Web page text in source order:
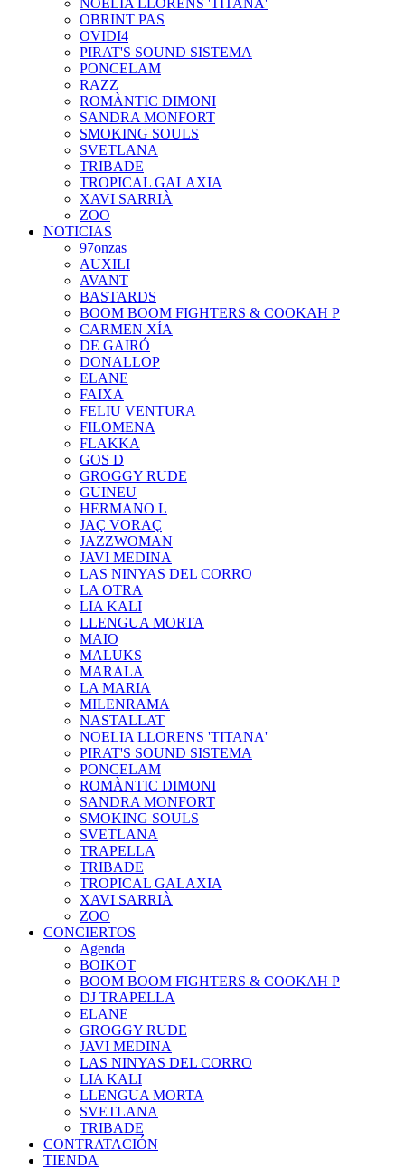
NOELIA LLORENS 'TITANA'
OBRINT PAS
OVIDI4
PIRAT'S SOUND SISTEMA
PONCELAM
RAZZ
ROMÀNTIC DIMONI
SANDRA MONFORT
SMOKING SOULS
SVETLANA
TRIBADE
TROPICAL GALAXIA
XAVI SARRIÀ
ZOO
NOTICIAS
97onzas
AUXILI
AVANT
BASTARDS
BOOM BOOM FIGHTERS & COOKAH P
CARMEN XÍA
DE GAIRÓ
DONALLOP
ELANE
FAIXA
FELIU VENTURA
FILOMENA
FLAKKA
GOS D
GROGGY RUDE
GUINEU
HERMANO L
JAÇ VORAÇ
JAZZWOMAN
JAVI MEDINA
LAS NINYAS DEL CORRO
LA OTRA
LIA KALI
LLENGUA MORTA
MAIO
MALUKS
MARALA
LA MARIA
MILENRAMA
NASTALLAT
NOELIA LLORENS 'TITANA'
PIRAT'S SOUND SISTEMA
PONCELAM
ROMÀNTIC DIMONI
SANDRA MONFORT
SMOKING SOULS
SVETLANA
TRAPELLA
TRIBADE
TROPICAL GALAXIA
XAVI SARRIÀ
ZOO
CONCIERTOS
Agenda
BOIKOT
BOOM BOOM FIGHTERS & COOKAH P
DJ TRAPELLA
ELANE
GROGGY RUDE
JAVI MEDINA
LAS NINYAS DEL CORRO
LIA KALI
LLENGUA MORTA
SVETLANA
TRIBADE
CONTRATACIÓN
TIENDA